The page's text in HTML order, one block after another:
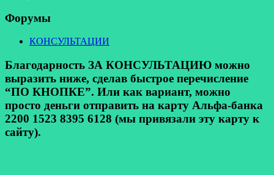
Форумы
КОНСУЛЬТАЦИИ
Благодарность ЗА КОНСУЛЬТАЦИЮ можно
выразить ниже, сделав быстрое перечисление
“ПО КНОПКЕ”. Или как вариант, можно
просто деньги отправить на карту Альфа-банка
2200 1523 8395 6128 (мы привязали эту карту к
сайту).